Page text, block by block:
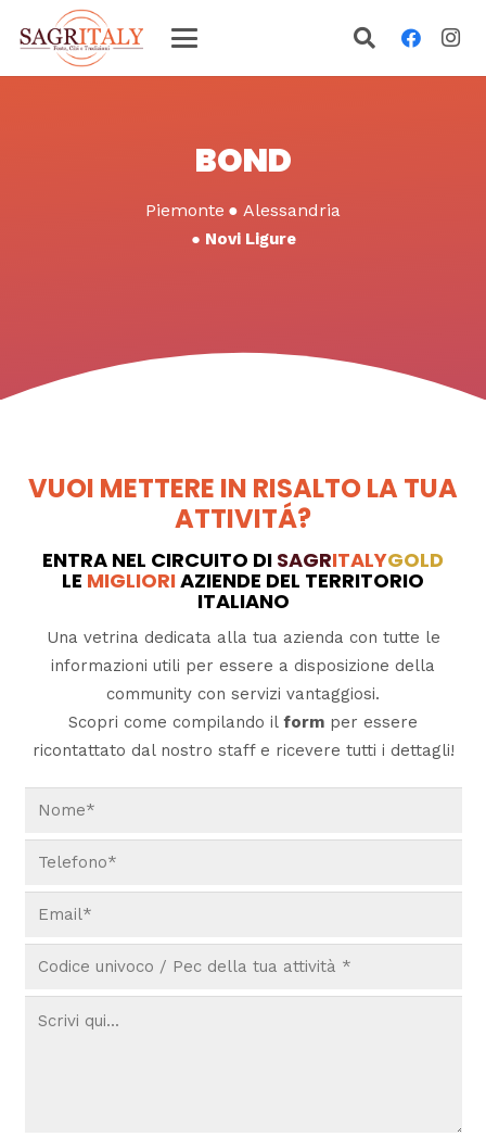
BOND
Piemonte ● Alessandria
● Novi Ligure
VUOI METTERE IN RISALTO LA TUA
ATTIVITÁ?
ENTRA NEL CIRCUITO DI SAGRITALYGOLD
LE MIGLIORIAZIENDE DEL TERRITORIO
ITALIANO
Una vetrina dedicata alla tua azienda con tutte le
informazioni utili per essere a disposizione della
community con servizi vantaggiosi.
Scopri come compilando il form per essere
ricontattato dal nostro staff e ricevere tutti i dettagli!